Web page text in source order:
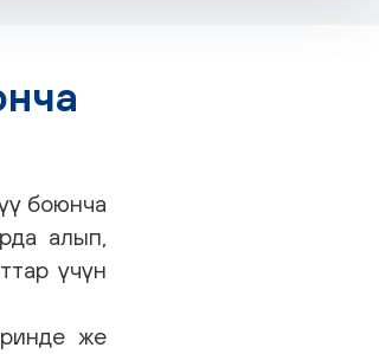
боюнча
алып,
үчүн
же